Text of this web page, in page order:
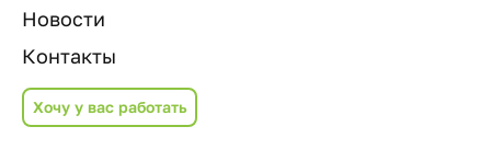
Новости
Контакты
Хочу у вас работать